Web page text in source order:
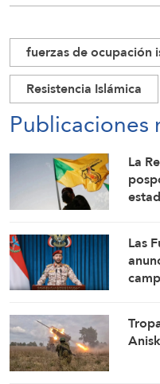
fuerzas de ocupación
Resistencia Islámica
Publicaciones
La
Las